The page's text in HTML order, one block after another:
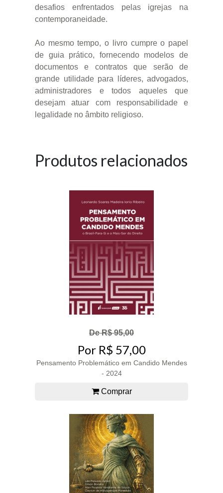
desafios enfrentados pelas igrejas na
contemporaneidade.
Ao mesmo tempo, o livro cumpre o papel
de guia prático, fornecendo modelos de
documentos e contratos que serão de
grande utilidade para líderes, advogados,
administradores e todos aqueles que
desejam atuar com responsabilidade e
legalidade no âmbito religioso.
Produtos relacionados
De R$ 95,00
Por R$ 57,00
Pensamento Problemático em Candido Mendes
- 2024
Comprar